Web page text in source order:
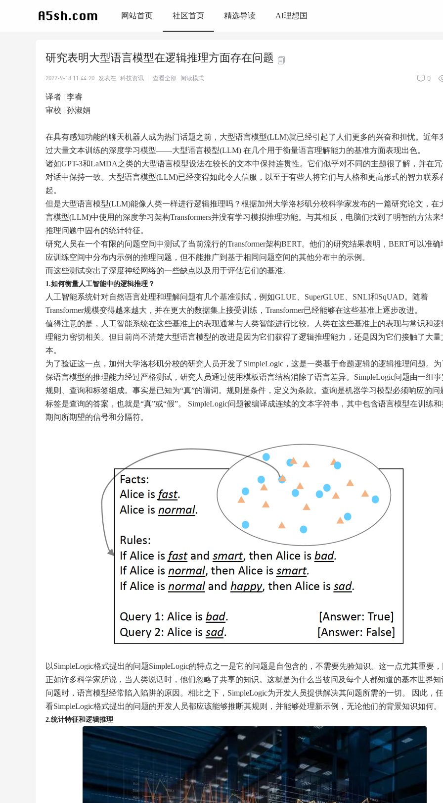
网站首页 社区首页 精选导读 AI理想国
研究表明大型语言模型在逻辑推理方面存在问题
0
2022-9-18 11:44:20 发表在 科技资讯 查看全部 阅读模式
译者 | 李睿
审校 | 孙淑娟
在具有感知功能的聊天机器人成为热门话题之前，大型语言模型(LLM)就已经引起了人们更多的兴奋和担忧。近年
过大量文本训练的深度学习模型——大型语言模型(LLM) 在几个用于衡量语言理解能力的基准方面表现出色。
诸如GPT-3和LaMDA之类的大型语言模型设法在较长的文本中保持连贯性。它们似乎对不同的主题很了解，并在
对话中保持一致。大型语言模型(LLM)已经变得如此令人信服，以至于有些人将它们与人格和更高形式的智力联系
起。
但是大型语言模型(LLM)能像人类一样进行逻辑推理吗？根据加州大学洛杉矶分校科学家发布的一篇研究论文，在
言模型(LLM)中使用的深度学习架构Transformers并没有学习模拟推理功能。与其相反，电脑们找到了明智的方法来
推理问题中固有的统计特征。
研究人员在一个有限的问题空间中测试了当前流行的Transformer架构BERT。他们的研究结果表明，BERT可以准确
应训练空间中分布内示例的推理问题，但不能推广到基于相同问题空间的其他分布中的示例。
而这些测试突出了深度神经网络的一些缺点以及用于评估它们的基准。
​1.如何衡量人工智能中的逻辑推理？
人工智能系统针对自然语言处理和理解问题有几个基准测试，例如GLUE、SuperGLUE、SNLI和SqUAD。随着
Transformer规模变得越来越大，并在更大的数据集上接受训练，Transformer已经能够在这些基准上逐步改进。
值得注意的是，人工智能系统在这些基准上的表现通常与人类智能进行比较。人类在这些基准上的表现与常识和逻
理能力密切相关。但目前尚不清楚大型语言模型的改进是因为它们获得了逻辑推理能力，还是因为它们接触了大量
本。
为了验证这一点，加州大学洛杉矶分校的研究人员开发了SimpleLogic，这是一类基于命题逻辑的逻辑推理问题。为
保语言模型的推理能力经过严格测试，研究人员通过使用模板语言结构消除了语言差异。SimpleLogic问题由一组事
规则、查询和标签组成。事实是已知为“真”的谓词。规则是条件，定义为条款。查询是机器学习模型必须响应的问
标签是查询的答案，也就是“真”或“假”。 SimpleLogic问题被编译成连续的文本字符串，其中包含语言模型在训练和
期间所期望的信号和分隔符。
以SimpleLogic格式提出的问题SimpleLogic的特点之一是它的问题是自包含的，不需要先验知识。这一点尤其重要
正如许多科学家所说，当人类说话时，他们忽略了共享的知识。这就是为什么当被问及每个人都知道的基本世界知
问题时，语言模型经常陷入陷阱的原因。相比之下，SimpleLogic为开发人员提供解决其问题所需的一切。 因此，
看SimpleLogic格式提出的问题的开发人员都应该能够推断其规则，并能够处理新示例，无论他们的背景知识如何。
2.统计特征和逻辑推理